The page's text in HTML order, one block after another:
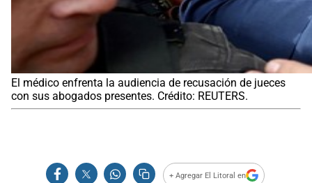
El médico enfrenta la audiencia de recusación de jueces
con sus abogados presentes. Crédito: REUTERS.
+ Agregar El Litoral en